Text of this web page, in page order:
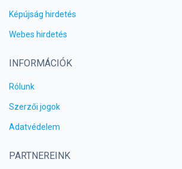
Képújság hirdetés
Webes hirdetés
INFORMÁCIÓK
Rólunk
Szerzői jogok
Adatvédelem
PARTNEREINK